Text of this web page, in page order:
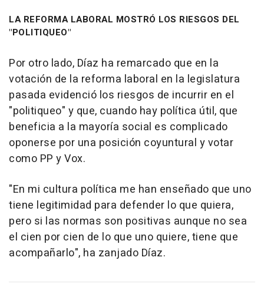
LA REFORMA LABORAL MOSTRÓ LOS RIESGOS DEL
"POLITIQUEO"
Por otro lado, Díaz ha remarcado que en la
votación de la reforma laboral en la legislatura
pasada evidenció los riesgos de incurrir en el
"politiqueo" y que, cuando hay política útil, que
beneficia a la mayoría social es complicado
oponerse por una posición coyuntural y votar
como PP y Vox.
"En mi cultura política me han enseñado que uno
tiene legitimidad para defender lo que quiera,
pero si las normas son positivas aunque no sea
el cien por cien de lo que uno quiere, tiene que
acompañarlo", ha zanjado Díaz.